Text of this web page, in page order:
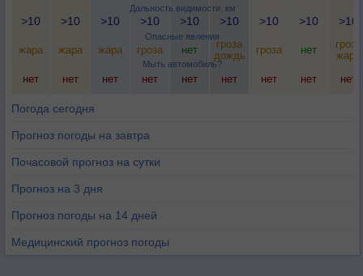
Дальность видимости, км
Опасные явления
Мыть автомобиль?
>10 >10 >10 >10 >10 >10 >10 >10 >10
жара жара жара гроза нет
гроза
дождь
гроза нет
гроза
жара
нет
нет нет нет нет нет нет нет нет
Погода сегодня
Прогноз погоды на завтра
Почасовой прогноз на сутки
Прогноз на 3 дня
Прогноз погоды на 14 дней
Медицинский прогноз погоды